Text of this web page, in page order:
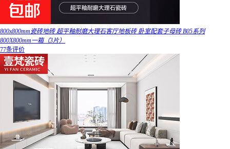
800x800mm瓷砖地砖 超平釉耐磨大理石客厅地板砖 卧室配套子母砖 B05系列
800X800mm一箱（3片）
77条评价